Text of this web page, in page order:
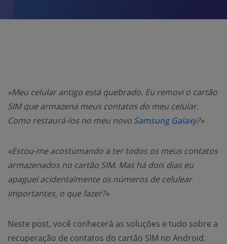
«Meu celular antigo está quebrado. Eu removi o cartão
SIM que armazena meus contatos do meu celular.
Como restaurá-los no meu novo Samsung Galaxy?»
«Estou-me acostumando a ter todos os meus contatos
armazenados no cartão SIM. Mas há dois dias eu
apaguei acidentalmente os números de celulear
importantes, o que fazer?»
Neste post, você conhecerá as soluções e tudo sobre a
recuperação de contatos do cartão SIM no Android.